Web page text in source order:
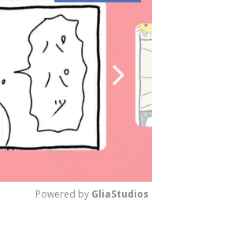
Powered by GliaStudios